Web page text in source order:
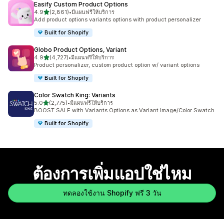
Easify Custom Product Options
4.9เต็ม 5 ดาว
(2,861)
ทั้งหมด 2861 รีวิว
•มีแผนฟรีให้บริการ
Add product options variants options with product personalizer
Built for Shopify
Globo Product Options, Variant
4.9เต็ม 5 ดาว
(4,727)
ทั้งหมด 4727 รีวิว
•มีแผนฟรีให้บริการ
Product personalizer, custom product option w/ variant options
Built for Shopify
Color Swatch King: Variants
5.0เต็ม 5 ดาว
(2,775)
ทั้งหมด 2775 รีวิว
•มีแผนฟรีให้บริการ
BOOST SALE with Variants Options as Variant Image/Color Swatch
Built for Shopify
ต้องการเพิ่มแอปใช่ไหม
ทดลองใช้งาน Shopify ฟรี 3 วัน